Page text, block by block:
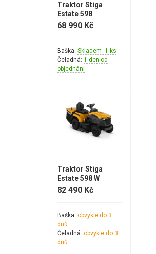
Zahradní traktory
Řetězové pily
Náhradní díly pro sekačky
Traktor Stiga
Estate 598
68 990 Kč
Baška: Skladem 1 ks
Čeladná: 1 den od
objednání
Traktor Stiga
Estate 598 W
82 490 Kč
Baška: obvykle do 3
dnů
Čeladná: obvykle do 3
dnů